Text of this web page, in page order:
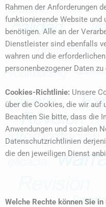
Rahmen der Anforderungen
funktionierende Website und
benötigen. Alle an der
Dienstleister sind ebenfalls
wahren und die
personenbezogener Daten zu
Cookies-Richtlinie: Unsere
über die Cookies, die wir auf
Beachten Sie bitte, dass die
Anwendungen und sozialen
Datenschutzrichtlinien
die den jeweiligen Dienst
Welche Rechte können Sie